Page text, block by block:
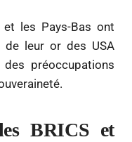
et les Pays-Bas ont
de leur or des USA
préoccupations
BRICS et